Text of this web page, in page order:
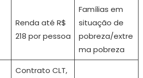
Renda até R$
218 por pessoa
Famílias em
situação de
pobreza/extre
ma pobreza
Contrato CLT,